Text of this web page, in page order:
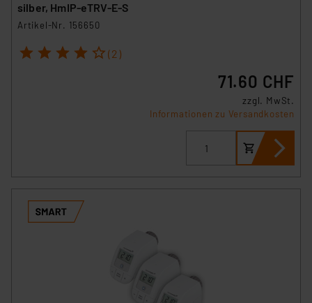
silber, HmIP-eTRV-E-S
Artikel-Nr. 156650
1 2 3 4 5 (2)
71.60 CHF
zzgl. MwSt.
Informationen zu Versandkosten